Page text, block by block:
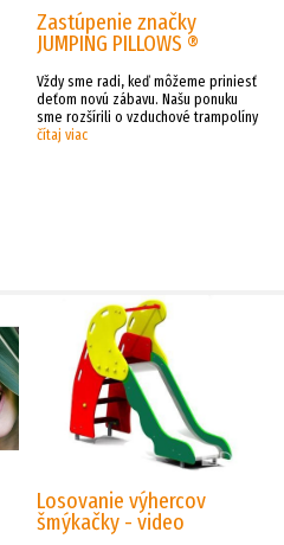
Zastúpenie značky
JUMPING PILLOWS ®
Vždy sme radi, keď môžeme priniesť
deťom novú zábavu. Našu ponuku
sme rozšírili o vzduchové trampolíny
čítaj viac
Losovanie výhercov
šmýkačky - video